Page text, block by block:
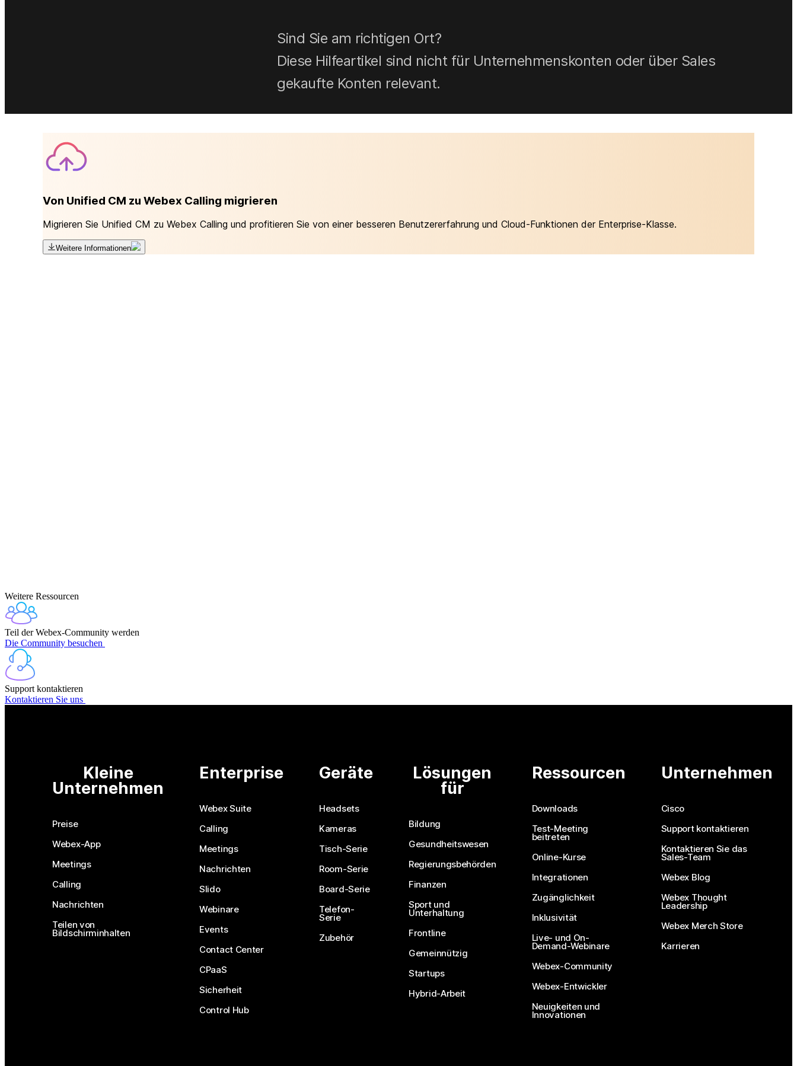
Sind Sie am richtigen Ort?
Diese Hilfeartikel sind nicht für Unternehmenskonten oder über Sales
gekaufte Konten relevant.
Von Unified CM zu Webex Calling migrieren
Migrieren Sie Unified CM zu Webex Calling und profitieren Sie von einer besseren Benutzererfahrung und Cloud-Funktionen der Enterprise-Klasse.
Weitere Informationen
Weitere Ressourcen
Teil der Webex-Community werden
Die Community besuchen
Support kontaktieren
Kontaktieren Sie uns
Kleine
Unternehmen
Preise
Webex-App
Meetings
Calling
Nachrichten
Teilen von
Bildschirminhalten
Enterprise
Webex Suite
Calling
Meetings
Nachrichten
Slido
Webinare
Events
Contact Center
CPaaS
Sicherheit
Control Hub
Geräte
Headsets
Kameras
Tisch-Serie
Room-Serie
Board-Serie
Telefon-
Serie
Zubehör
Lösungen
für
Bildung
Gesundheitswesen
Regierungsbehörden
Finanzen
Sport und
Unterhaltung
Frontline
Gemeinnützig
Startups
Hybrid-Arbeit
Ressourcen
Downloads
Test-Meeting
beitreten
Online-Kurse
Integrationen
Zugänglichkeit
Inklusivität
Live- und On-
Demand-Webinare
Webex-Community
Webex-Entwickler
Neuigkeiten und
Innovationen
Unternehmen
Cisco
Support kontaktieren
Kontaktieren Sie das
Sales-Team
Webex Blog
Webex Thought
Leadership
Webex Merch Store
Karrieren